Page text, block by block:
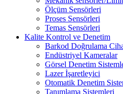
Ölçüm Sensörleri
Proses Sensörleri
Temas Sensörleri
Kalite Kontrol ve Denetim
Barkod Doğrulama
Endüstriyel Kameralar
Görsel Denetim
Lazer İşaretleyici
Otomatik Denetim
Tanımlama Sistemleri